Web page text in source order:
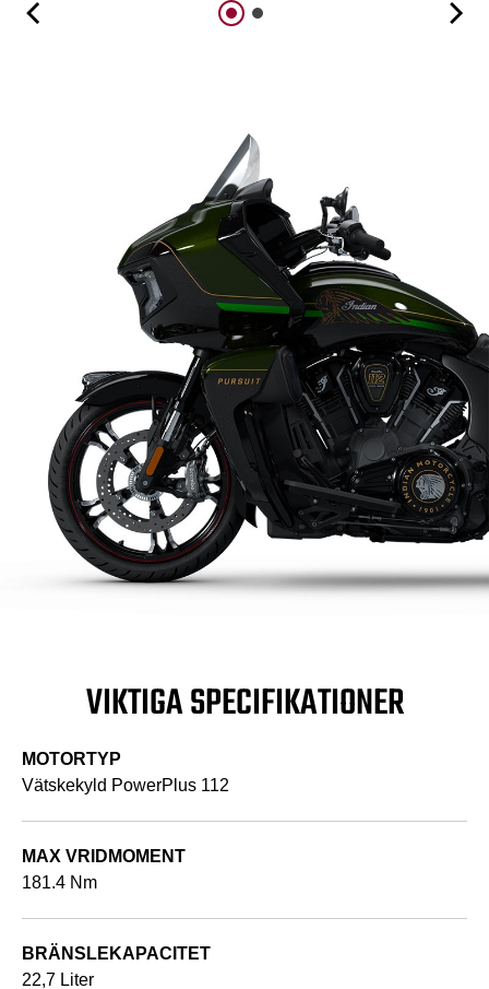
VIKTIGA SPECIFIKATIONER
MOTORTYP
Vätskekyld PowerPlus 112
MAX VRIDMOMENT
181.4 Nm
BRÄNSLEKAPACITET
22,7 Liter